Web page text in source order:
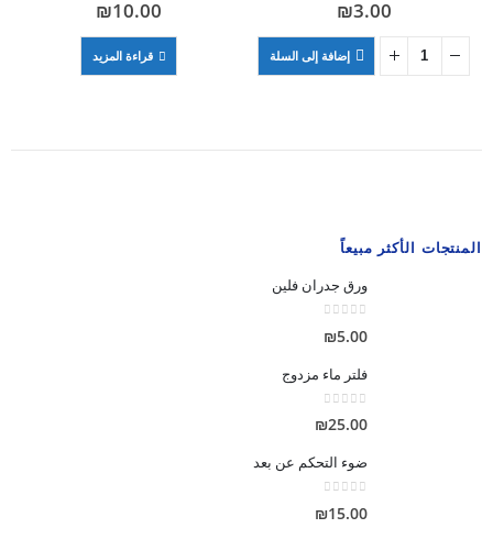
₪3.00
إضافة إلى السلة
₪10.00
قراءة المزيد
المنتجات الأكثر مبيعاً
ورق جدران فلين
₪5.00
فلتر ماء مزدوج
0
out of 5
₪25.00
ضوء التحكم عن بعد
₪15.00